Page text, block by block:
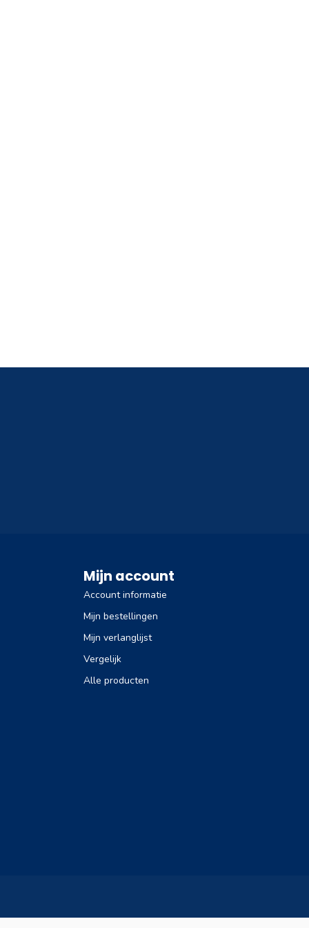
Mijn account
Account informatie
Mijn bestellingen
Mijn verlanglijst
Vergelijk
Alle producten